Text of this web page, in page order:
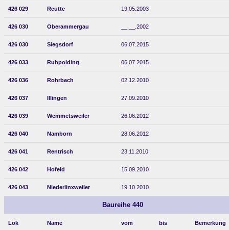
426 029 Reutte 19.05.2003
426 030 Oberammergau __.__.2002
426 030 Siegsdorf 06.07.2015
426 033 Ruhpolding 06.07.2015
426 036 Rohrbach 02.12.2010
426 037 Illingen 27.09.2010
426 039 Wemmetsweiler 26.06.2012
426 040 Namborn 28.06.2012
426 041 Rentrisch 23.11.2010
426 042 Hofeld 15.09.2010
426 043 Niederlinxweiler 19.10.2010
Baureihe 440
Lok Name vom bis Bemerkung